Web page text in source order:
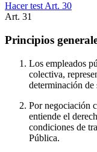
Hacer test Art. 30
Art. 31
Principios
Los empleados
colectiva,
determinación de
Por negociación
entiende el
condiciones de
Pública.